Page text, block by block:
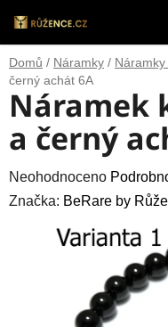
na
obsah
Domů / Náramky /
černý achát 6A
Náramek
a černý
Průměrné
hodnocení
Neohodnoceno
Značka: BeRare by